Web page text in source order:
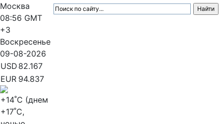
Москва
08:56 GMT
+3
Воскресенье
09-08-2026
USD 82.167
EUR 94.837
+14˚C (днем
+17˚C,